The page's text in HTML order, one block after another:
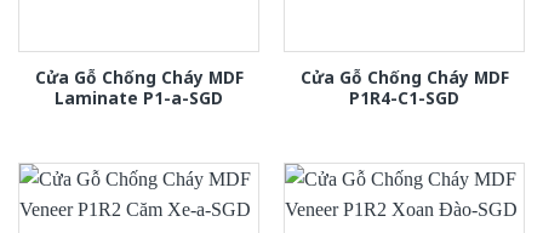
Cửa Gỗ Chống Cháy MDF
Laminate P1-a-SGD
Cửa Gỗ Chống Cháy MDF
P1R4-C1-SGD